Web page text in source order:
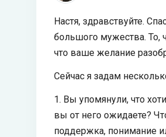
Настя, здравствуйте.
большого мужества. То,
что ваше желание
Сейчас я задам
1. Вы упомянули, что
вы от него ожидаете?
поддержка, понимание